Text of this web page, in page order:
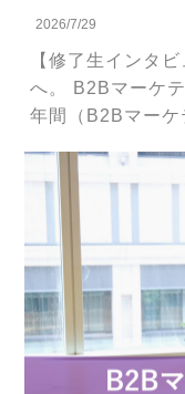
2026/7/29
【修了生インタ
へ。 B2Bマーケ
年間（B2Bマーケ